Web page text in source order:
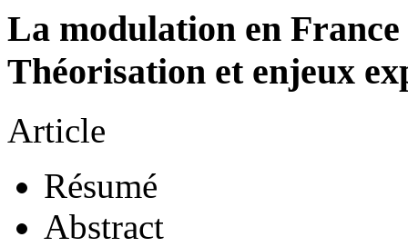
La modulation en
Théorisation et enjeux
Article
Résumé
Abstract